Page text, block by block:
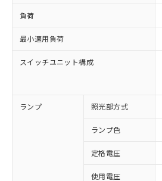
負荷
最小適用負荷
スイッチユニット構成
ランプ 照光部方式
ランプ色
定格電圧
使用電圧